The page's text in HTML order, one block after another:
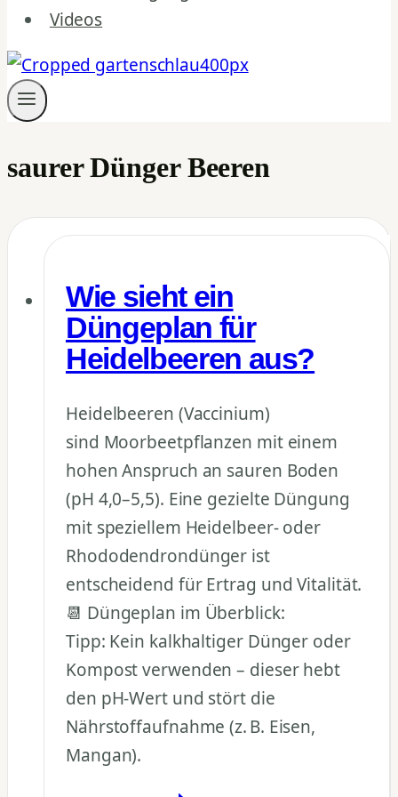
Videos
saurer Dünger Beeren
Wie sieht ein
Düngeplan für
Heidelbeeren aus?
Heidelbeeren (Vaccinium)
sind Moorbeetpflanzen mit einem
hohen Anspruch an sauren Boden
(pH 4,0–5,5). Eine gezielte Düngung
mit speziellem Heidelbeer- oder
Rhododendrondünger ist
entscheidend für Ertrag und Vitalität.
📆 Düngeplan im Überblick:
Tipp: Kein kalkhaltiger Dünger oder
Kompost verwenden – dieser hebt
den pH-Wert und stört die
Nährstoffaufnahme (z. B. Eisen,
Mangan).